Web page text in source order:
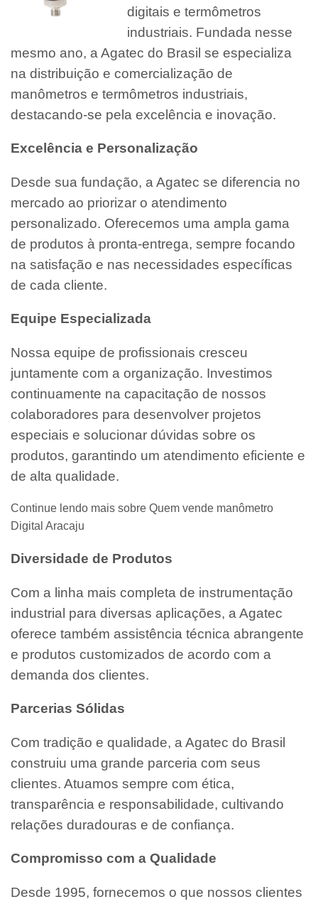
digitais e termômetros
industriais. Fundada nesse
mesmo ano, a Agatec do Brasil se especializa
na distribuição e comercialização de
manômetros e termômetros industriais,
destacando-se pela excelência e inovação.
Excelência e Personalização
Desde sua fundação, a Agatec se diferencia no
mercado ao priorizar o atendimento
personalizado. Oferecemos uma ampla gama
de produtos à pronta-entrega, sempre focando
na satisfação e nas necessidades específicas
de cada cliente.
Equipe Especializada
Nossa equipe de profissionais cresceu
juntamente com a organização. Investimos
continuamente na capacitação de nossos
colaboradores para desenvolver projetos
especiais e solucionar dúvidas sobre os
produtos, garantindo um atendimento eficiente e
de alta qualidade.
Continue lendo mais sobre Quem vende manômetro
Digital Aracaju
Diversidade de Produtos
Com a linha mais completa de instrumentação
industrial para diversas aplicações, a Agatec
oferece também assistência técnica abrangente
e produtos customizados de acordo com a
demanda dos clientes.
Parcerias Sólidas
Com tradição e qualidade, a Agatec do Brasil
construiu uma grande parceria com seus
clientes. Atuamos sempre com ética,
transparência e responsabilidade, cultivando
relações duradouras e de confiança.
Compromisso com a Qualidade
Desde 1995, fornecemos o que nossos clientes